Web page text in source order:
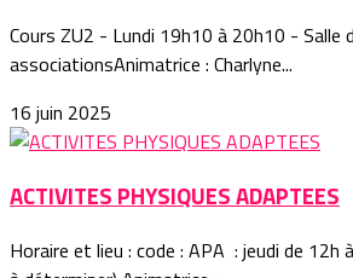
Cours ZU2 - Lundi 19h10 à 20h10 - Salle
associationsAnimatrice : Charlyne...
16 juin 2025
ACTIVITES PHYSIQUES ADAPTEES
Horaire et lieu : code : APA : jeudi de 12h